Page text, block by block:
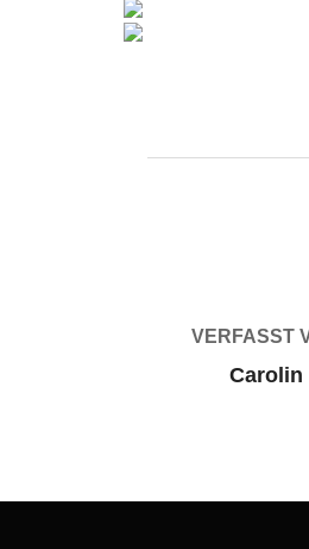
VERFASST
Carolin